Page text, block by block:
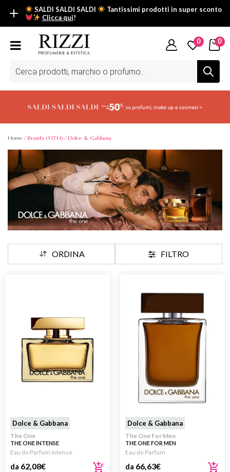
SALDI SALDI SALDI
Tantissimi prodotti in super sconto
Clicca qui!
SALDI SALDI SALDI
Fino al -50% su tantissimi prodotti beauty nella sezione saldi: il
Scopri tutti i prodotti in super saldo!Clicca qui
prodotti
0 0
Home / Brands (YITH) / Dolce & Gabbana
ORDINA FILTRO
Dolce & Gabbana
The One
THE ONE INTENSE
Eau de Parfum Intense
da 62,08€
Dolce & Gabbana
The One For Men
THE ONE FOR MEN
Eau de Parfum
da 66,63€